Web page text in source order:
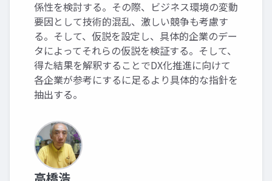
係性を検討する。その際、ビジネス環境の変動
要因として技術的混乱、激しい競争も考慮す
る。そして、仮説を設定し、具体的企業のデー
タによってそれらの仮説を検証する。そして、
得た結果を解釈することでDX化推進に向けて
各企業が参考にするに足るより具体的な指針を
抽出する。